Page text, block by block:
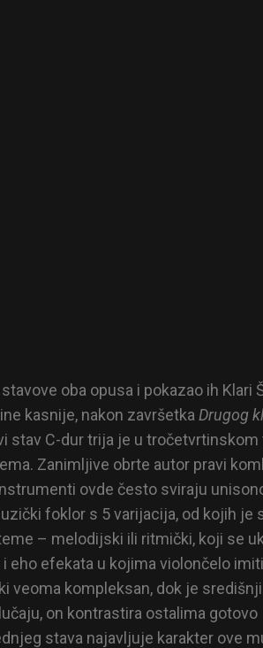
oba opusa i pokazao ih Klari
kasnije, nakon završetka Drugog
stav C-dur trija je u tročetvrtinskom
Zanimljive obrte autor pravi
ovde često sviraju
foklor s 5 varijacija, od kojih je
– melodijski ili ritmički, koji se
eho efekata u kojima violončelo
veoma kompleksan, dok je
on kontrastira ostalima gotovo
stava najavljuje karakter ove